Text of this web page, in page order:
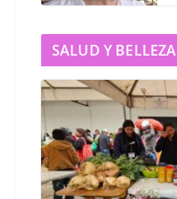
SALUD Y BELLEZA